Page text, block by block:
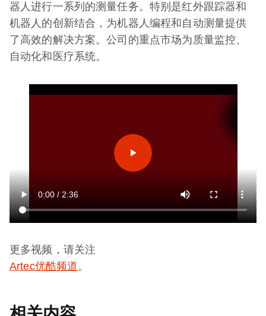
器人进行一系列的测量任务。特别是红外跟踪器和
机器人的创新结合，为机器人编程和自动测量提供
了高效的解决方案。公司的重点市场为质量监控、
自动化和医疗系统。
更多视频，请关注
Artec优酷频道。